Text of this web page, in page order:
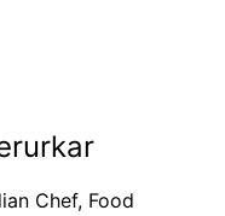
Chef, Food